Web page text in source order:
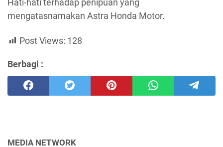
Hati-hati terhadap penipuan yang
mengatasnamakan Astra Honda Motor.
Post Views: 128
Berbagi :
MEDIA NETWORK